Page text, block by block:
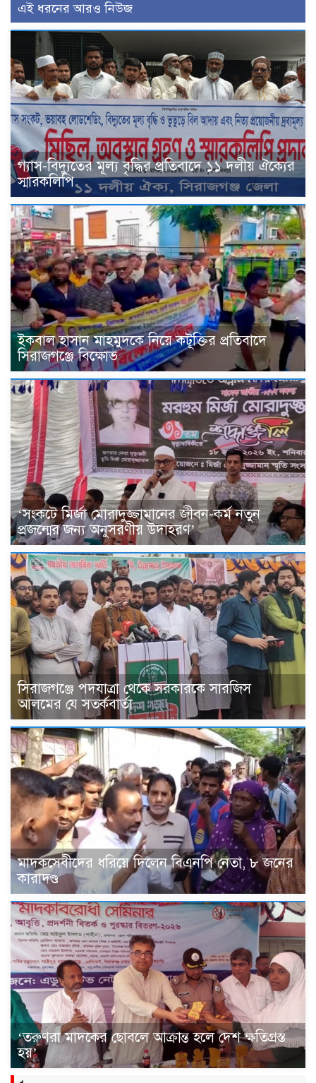
এই ধরনের আরও নিউজ
গ্যাস-বিদ্যুতের মূল্য বৃদ্ধির প্রতিবাদে ১১ দলীয় ঐক্যের
স্মারকলিপি
ইকবাল হাসান মাহমুদকে নিয়ে কটূক্তির প্রতিবাদে
সিরাজগঞ্জে বিক্ষোভ
‘সংকটে মির্জা মোরাদুজ্জামানের জীবন-কর্ম নতুন
প্রজন্মের জন্য অনুসরণীয় উদাহরণ’
সিরাজগঞ্জে পদযাত্রা থেকে সরকারকে সারজিস
আলমের যে সতর্কবার্তা
মাদকসেবীদের ধরিয়ে দিলেন বিএনপি নেতা, ৮ জনের
কারাদণ্ড
‘তরুণরা মাদকের ছোবলে আক্রান্ত হলে দেশ ক্ষতিগ্রস্ত
হয়’